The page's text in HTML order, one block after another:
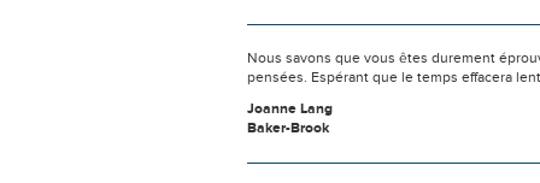
Nous savons que vous êtes durement
pensées. Espérant que le temps effacera
Joanne Lang
Baker-Brook